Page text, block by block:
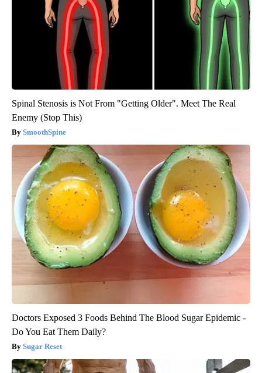
Spinal Stenosis is Not From "Getting Older". Meet The Real
Enemy (Stop This)
SmoothSpine
Doctors Exposed 3 Foods Behind The Blood Sugar Epidemic -
Do You Eat Them Daily?
Sugar Reset